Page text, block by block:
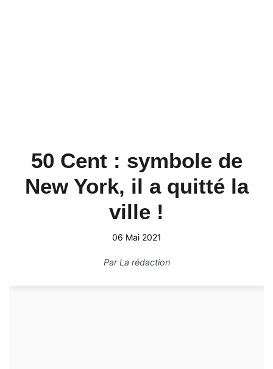
50 Cent : symbole de
New York, il a quitté la
ville !
06 Mai 2021
ParLa rédaction